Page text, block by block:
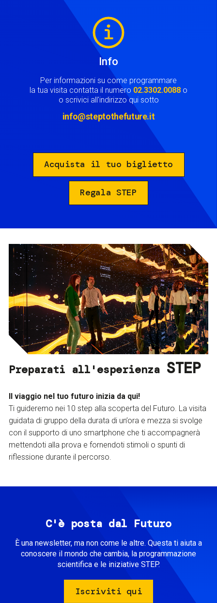
Info
Per informazioni su come programmare
la tua visita contatta il numero 02.3302.0088 o
o scrivici all'indirizzo qui sotto
info@steptothefuture.it
Acquista il tuo biglietto
Regala STEP
Preparati all'esperienza STEP
Il viaggio nel tuo futuro inizia da qui!
Ti guideremo nei 10 step alla scoperta del Futuro. La visita
guidata di gruppo della durata di un’ora e mezza si svolge
con il supporto di uno smartphone che ti accompagnerà
mettendoti alla prova e fornendoti stimoli o spunti di
riflessione durante il percorso.
C'è posta dal Futuro
È una newsletter, ma non come le altre. Questa ti aiuta a
conoscere il mondo che cambia, la programmazione
scientifica e le iniziative STEP.
Iscriviti qui